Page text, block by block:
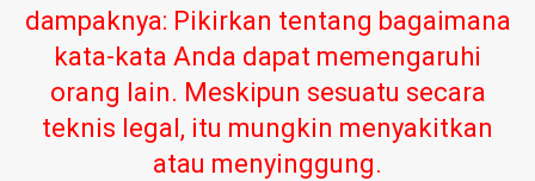
dampaknya: Pikirkan tentang bagaimana
kata-kata Anda dapat memengaruhi
orang lain. Meskipun sesuatu secara
teknis legal, itu mungkin menyakitkan
atau menyinggung.